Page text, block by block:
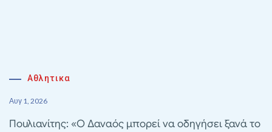
Αθλητικα
Αυγ 1, 2026
Πουλιανίτης: «Ο Δαναός μπορεί να οδηγήσει ξανά το